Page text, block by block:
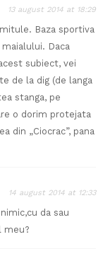
13 august 2014 at 18:29
Baza sportiva
Daca
subiect, vei
de la dig (de langa
stanga, pe
o dorim protejata
din „Ciocrac”, pana
14 august 2014 at 12:33
da sau
meu?